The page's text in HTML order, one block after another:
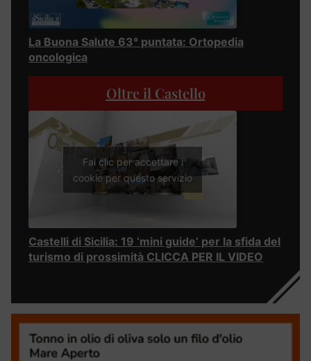
La Buona Salute 63° puntata: Ortopedia
oncologica
Oltre il Castello
Fai clic per accettare i
cookie per questo servizio
Castelli di Sicilia: 19 ‘mini guide’ per la sfida del
turismo di prossimità CLICCA PER IL VIDEO